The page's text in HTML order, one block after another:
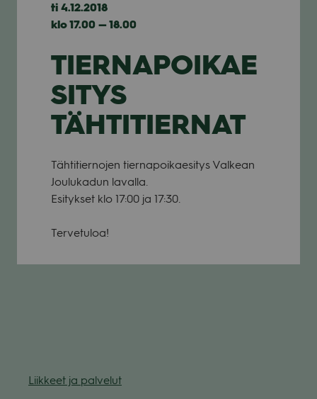
ti 4.12.2018
klo 17.00 — 18.00
TIERNAPOIKAE
SITYS
TÄHTITIERNAT
Täh­ti­tier­no­jen tier­na­poi­kae­si­tys Val­kean
Jou­lu­ka­dun lavalla.
Esi­tyk­set klo 17:00 ja 17:30.
Ter­ve­tu­loa!
Liik­keet ja pal­ve­lut